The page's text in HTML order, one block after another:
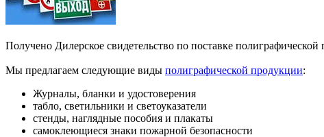
Получено Дилерское свидетельство по поставке
Мы предлагаем следующие виды полиграфической продукции:
Журналы, бланки и удостоверения
табло, светильники и светоуказатели
стенды, наглядные пособия и плакаты
самоклеющиеся знаки пожарной безопасности